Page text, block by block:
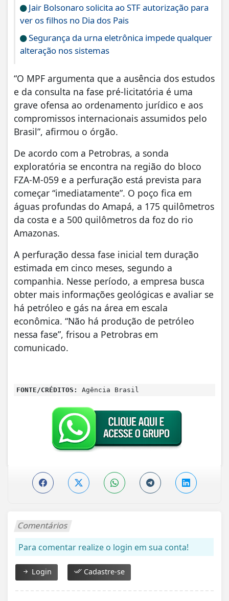
Jair Bolsonaro solicita ao STF autorização para
ver os filhos no Dia dos Pais
Segurança da urna eletrônica impede qualquer
alteração nos sistemas
“O MPF argumenta que a ausência dos estudos
e da consulta na fase pré-licitatória é uma
grave ofensa ao ordenamento jurídico e aos
compromissos internacionais assumidos pelo
Brasil”, afirmou o órgão.
De acordo com a Petrobras, a sonda
exploratória se encontra na região do bloco
FZA-M-059 e a perfuração está prevista para
começar “imediatamente”. O poço fica em
águas profundas do Amapá, a 175 quilômetros
da costa e a 500 quilômetros da foz do rio
Amazonas.
A perfuração dessa fase inicial tem duração
estimada em cinco meses, segundo a
companhia. Nesse período, a empresa busca
obter mais informações geológicas e avaliar se
há petróleo e gás na área em escala
econômica. “Não há produção de petróleo
nessa fase”, frisou a Petrobras em
comunicado.
FONTE/CRÉDITOS: Agência Brasil
Comentários
Para comentar realize o login em sua conta!
Login Cadastre-se